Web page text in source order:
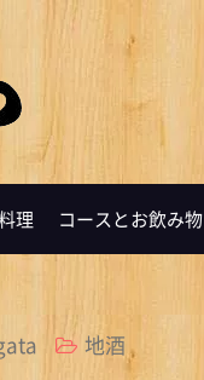
理 コースとお飲み物
地酒